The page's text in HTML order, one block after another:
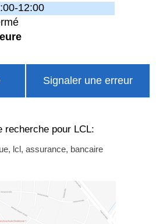
12:00
Signaler une erreur
recherche pour LCL:
lcl, assurance, bancaire